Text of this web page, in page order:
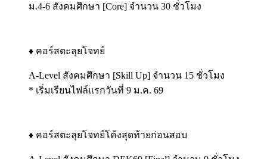
ม.4-6 สังคมศึกษา [Core] จำนวน 30 ชั่วโมง
♦️ คอร์สตะลุยโจทย์
A-Level สังคมศึกษา [Skill Up] จำนวน 15 ชั่วโมง
* เริ่มเรียนไฟล์แรกวันที่ 9 ม.ค. 69
♦️ คอร์สตะลุยโจทย์โค้งสุดท้ายก่อนสอบ